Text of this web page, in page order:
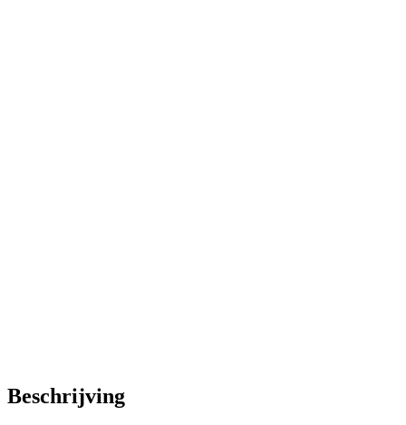
Beschrijving